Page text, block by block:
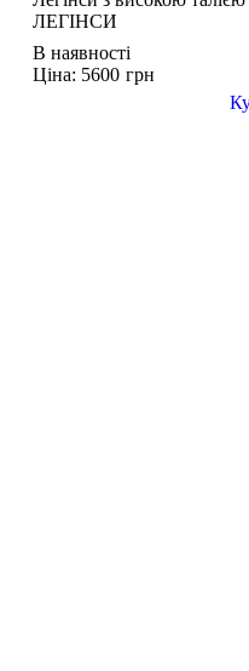
ЛЕГІНСИ
В наявності
грн
Ціна: 5600